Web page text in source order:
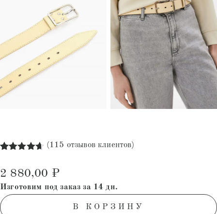
на основе
опроса
пользователей
(115 отзывов клиентов)
2 880,00 ₽
Изготовим под заказ за 14 дн.
В КОРЗИНУ